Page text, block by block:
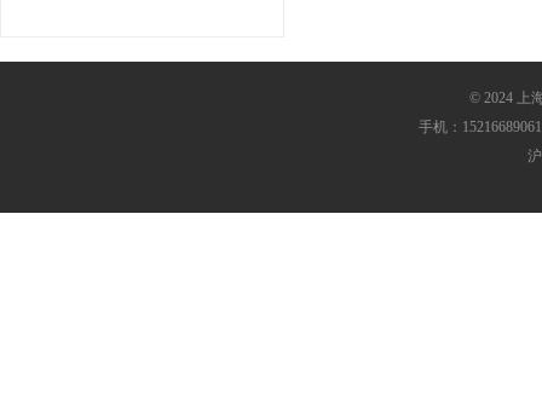
© 2024 上
手机：